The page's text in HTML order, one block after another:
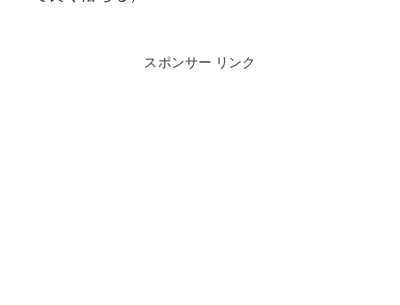
スポンサー リンク